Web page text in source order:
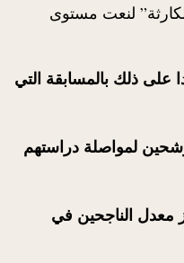
لنعت مستوى
على ذلك بالمسابقة التي
لمواصلة دراستهم
معدل الناجحين في